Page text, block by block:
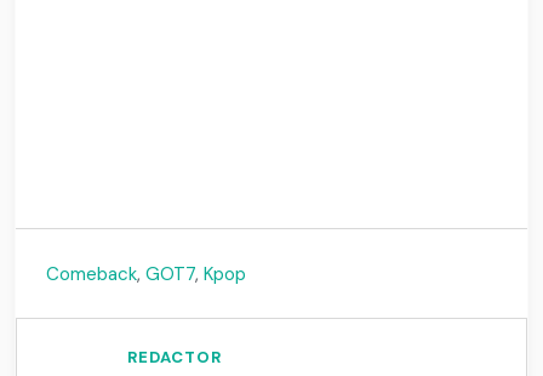
Comeback,GOT7,Kpop
REDACTOR